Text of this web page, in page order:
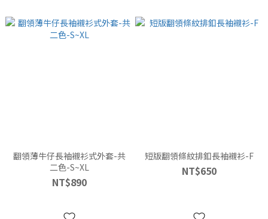
翻領薄牛仔長袖襯衫式外套-共
二色-S~XL
NT$890
短版翻領條紋排釦長袖襯衫-F
NT$650